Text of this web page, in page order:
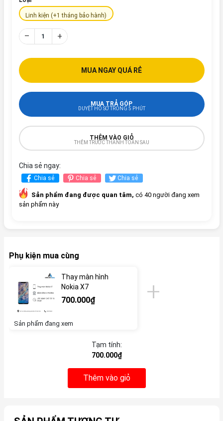
Linh kiện (+1 tháng bảo hành)
– +
MUA NGAY QUÁ RẺ
MUA TRẢ GÓP
DUYỆT HỒ SƠ TRONG 5 PHÚT
THÊM VÀO GIỎ
THÊM TRƯỚC THANH TOÁN SAU
Chia sẻ ngay:
Chia sẻ Chia sẻ Chia sẻ
Sản phẩm đang được quan tâm, có 40 người đang xem
sản phẩm này
Phụ kiện mua cùng
Thay màn hình
Nokia X7
700.000₫
Sản phẩm đang xem
Tạm tính:
700.000₫
Thêm vào giỏ